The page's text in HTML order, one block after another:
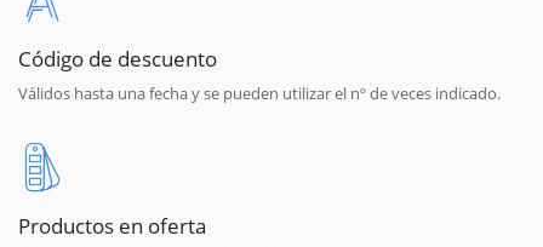
Código de descuento
Válidos hasta una fecha y se pueden utilizar el nº de veces indicado.
Productos en oferta